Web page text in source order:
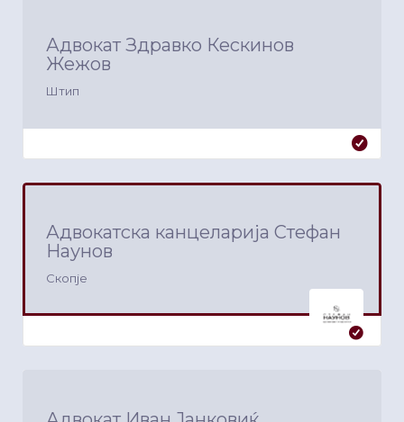
Адвокат Здравко Кескинов
Жежов
Штип
Адвокатска канцеларија Стефан
Наунов
Скопје